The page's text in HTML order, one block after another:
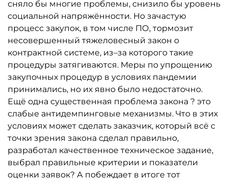
сняло бы многие проблемы, снизило бы уровень
социальной напряжённости. Но зачастую
процесс закупок, в том числе ПО, тормозит
несовершенный тяжеловесный закон о
контрактной системе, из–за которого такие
процедуры затягиваются. Меры по упрощению
закупочных процедур в условиях пандемии
принимались, но их явно было недостаточно.
Ещё одна существенная проблема закона ? это
слабые антидемпинговые механизмы. Что в этих
условиях может сделать заказчик, который всё с
точки зрения закона сделал правильно,
разработал качественное техническое задание,
выбрал правильные критерии и показатели
оценки заявок? А побеждает в итоге тот